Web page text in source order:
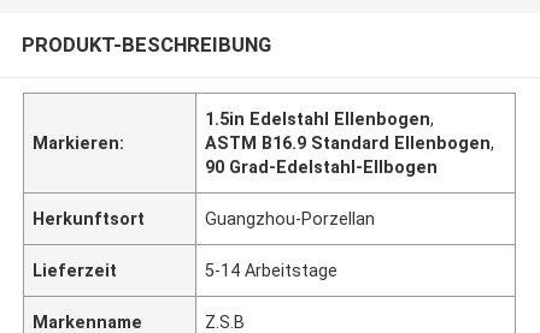
PRODUKT-BESCHREIBUNG
Markieren:
1.5in Edelstahl Ellenbogen,
ASTM B16.9 Standard Ellenbogen,
90 Grad-Edelstahl-Ellbogen
Herkunftsort Guangzhou-Porzellan
Lieferzeit 5-14 Arbeitstage
Markenname Z.S.B